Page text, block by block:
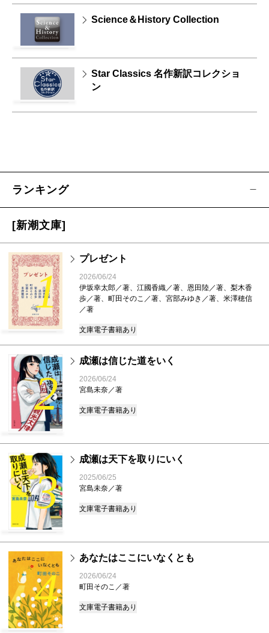
Science＆History Collection
Star Classics 名作新訳コレクショ
ン
ランキング
[新潮文庫]
1
プレゼント
2026/06/24
伊坂幸太郎／著、江國香織／著、恩田陸／著、梨木香
歩／著、町田そのこ／著、宮部みゆき／著、米澤穂信
／著
文庫電子書籍あり
2
成瀬は信じた道をいく
2026/06/24
宮島未奈／著
文庫電子書籍あり
3
成瀬は天下を取りにいく
2025/06/25
宮島未奈／著
文庫電子書籍あり
4
あなたはここにいなくとも
2026/06/24
町田そのこ／著
文庫電子書籍あり